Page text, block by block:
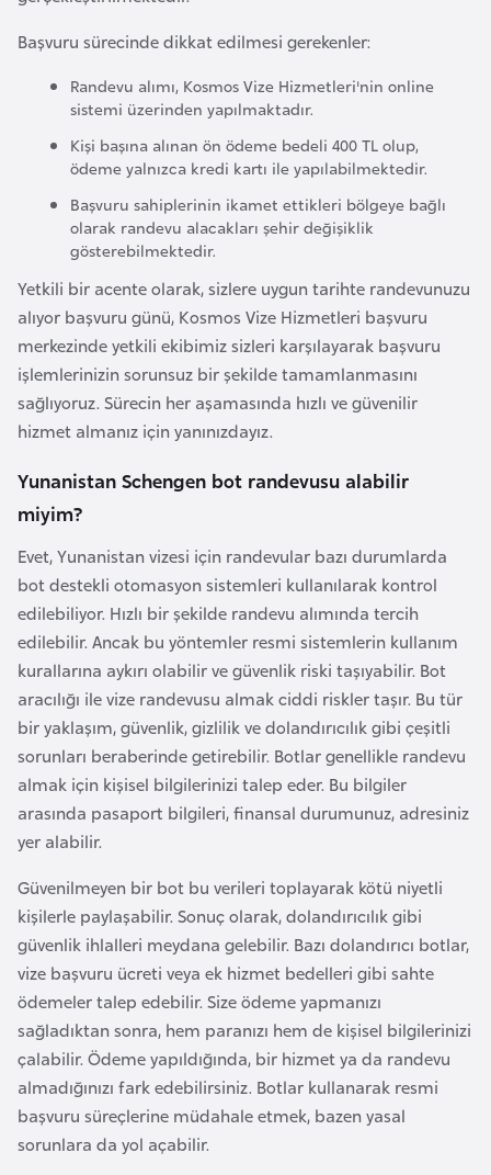
Başvuru sürecinde dikkat edilmesi gerekenler:
Randevu alımı, Kosmos Vize Hizmetleri'nin online
sistemi üzerinden yapılmaktadır.
Kişi başına alınan ön ödeme bedeli 400 TL olup,
ödeme yalnızca kredi kartı ile yapılabilmektedir.
Başvuru sahiplerinin ikamet ettikleri bölgeye bağlı
olarak randevu alacakları şehir değişiklik
gösterebilmektedir.
Yetkili bir acente olarak, sizlere uygun tarihte randevunuzu
alıyor başvuru günü, Kosmos Vize Hizmetleri başvuru
merkezinde yetkili ekibimiz sizleri karşılayarak başvuru
işlemlerinizin sorunsuz bir şekilde tamamlanmasını
sağlıyoruz. Sürecin her aşamasında hızlı ve güvenilir
hizmet almanız için yanınızdayız.
Yunanistan Schengen bot randevusu alabilir
miyim?
Evet, Yunanistan vizesi için randevular bazı durumlarda
bot destekli otomasyon sistemleri kullanılarak kontrol
edilebiliyor. Hızlı bir şekilde randevu alımında tercih
edilebilir. Ancak bu yöntemler resmi sistemlerin kullanım
kurallarına aykırı olabilir ve güvenlik riski taşıyabilir. Bot
aracılığı ile vize randevusu almak ciddi riskler taşır. Bu tür
bir yaklaşım, güvenlik, gizlilik ve dolandırıcılık gibi çeşitli
sorunları beraberinde getirebilir. Botlar genellikle randevu
almak için kişisel bilgilerinizi talep eder. Bu bilgiler
arasında pasaport bilgileri, finansal durumunuz, adresiniz
yer alabilir.
Güvenilmeyen bir bot bu verileri toplayarak kötü niyetli
kişilerle paylaşabilir. Sonuç olarak, dolandırıcılık gibi
güvenlik ihlalleri meydana gelebilir. Bazı dolandırıcı botlar,
vize başvuru ücreti veya ek hizmet bedelleri gibi sahte
ödemeler talep edebilir. Size ödeme yapmanızı
sağladıktan sonra, hem paranızı hem de kişisel bilgilerinizi
çalabilir. Ödeme yapıldığında, bir hizmet ya da randevu
almadığınızı fark edebilirsiniz. Botlar kullanarak resmi
başvuru süreçlerine müdahale etmek, bazen yasal
sorunlara da yol açabilir.
i
b
a
i
m
r
k
a
D
e
m
o
k
a
t
i
k
K
o
n
g
o
B
u
l
g